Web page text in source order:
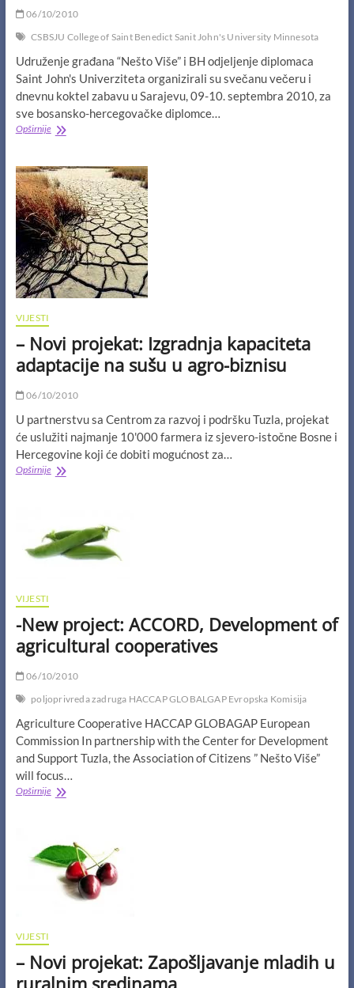
06/10/2010
CSBSJU College of Saint Benedict Sanit John's University Minnesota
Udruženje građana “Nešto Više” i BH odjeljenje diplomaca
Saint John's Univerziteta organizirali su svečanu večeru i
dnevnu koktel zabavu u Sarajevu, 09-10. septembra 2010, za
sve bosansko-hercegovačke diplomce…
Opširnije–
diplomaca
College
of
Saint
Benedict/Saint
John's
University
Minnesota
VIJESTI
– Novi projekat: Izgradnja kapaciteta
adaptacije na sušu u agro-biznisu
06/10/2010
U partnerstvu sa Centrom za razvoj i podršku Tuzla, projekat
će uslužiti najmanje 10'000 farmera iz sjevero-istočne Bosne i
Hercegovine koji će dobiti mogućnost za…
Opširnije–
kapaciteta
adaptacije
na
VIJESTI
-New project: ACCORD, Development of
agricultural cooperatives
06/10/2010
poljoprivreda zadruga HACCAP GLOBALGAP Evropska Komisija
Agriculture Cooperative HACCAP GLOBAGAP European
Commission In partnership with the Center for Development
and Support Tuzla, the Association of Citizens ” Nešto Više”
will focus…
Opširnije-
Development
of
agricultural
cooperatives
VIJESTI
– Novi projekat: Zapošljavanje mladih u
ruralnim sredinama